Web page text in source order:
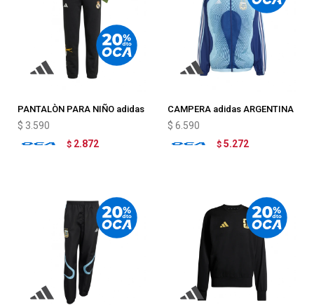
PANTALÒN PARA NIÑO adidas
REAL MADRID MARVEL
$ 3.590
$ 2.872
CAMPERA adidas ARGENTINA
2006
$ 6.590
$ 5.272